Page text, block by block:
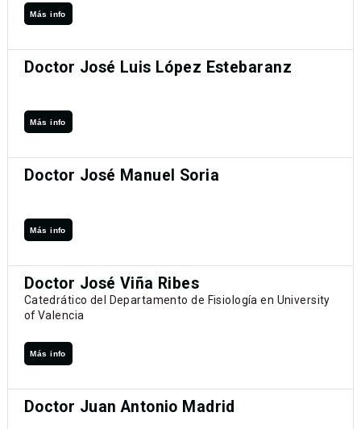
Más info
Doctor José Luis López Estebaranz
Más info
Doctor José Manuel Soria
Más info
Doctor José Viña Ribes
Catedrático del Departamento de Fisiología en University
of Valencia
Más info
Doctor Juan Antonio Madrid